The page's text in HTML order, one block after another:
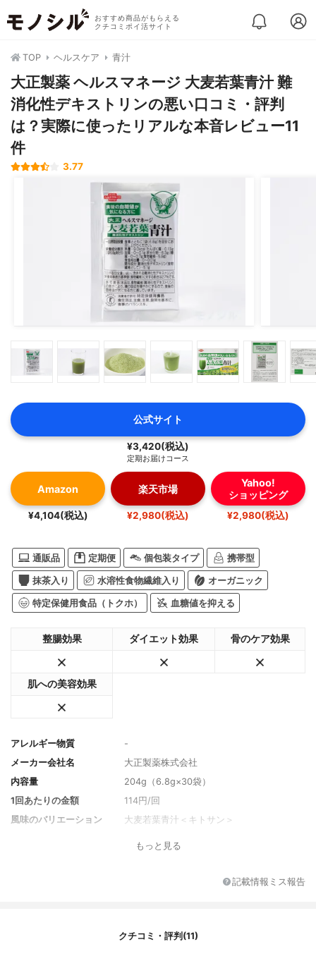
おすすめ商品がもらえる
クチコミポイ活サイト
TOP ヘルスケア 青汁
大正製薬 ヘルスマネージ 大麦若葉青汁 難
消化性デキストリンの悪い口コミ・評判
は？実際に使ったリアルな本音レビュー11
件
3.77
公式サイト
¥3,420(税込)
定期お届けコース
Amazon
¥4,104(税込)
楽天市場
¥2,980(税込)
Yahoo!
ショッピング
¥2,980(税込)
通販品 定期便 個包装タイプ 携帯型
抹茶入り 水溶性食物繊維入り オーガニック
特定保健用食品（トクホ） 血糖値を抑える
整腸効果 ダイエット効果 骨のケア効果
肌への美容効果
アレルギー物質
-
メーカー会社名
大正製薬株式会社
内容量
204g（6.8g×30袋）
1回あたりの金額
114円/回
風味のバリエーション
大麦若葉青汁＜キトサン＞
もっと見る
記載情報ミス報告
クチコミ・評判(11)